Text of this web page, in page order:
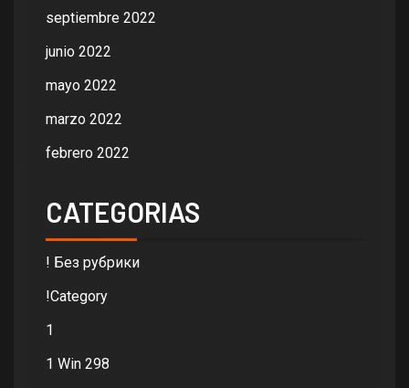
septiembre 2022
junio 2022
mayo 2022
marzo 2022
febrero 2022
CATEGORIAS
! Без рубрики
!Category
1
1 Win 298